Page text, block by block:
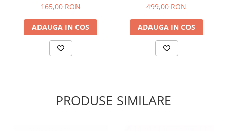
165,00 RON
ADAUGA IN COS
499,00 RON
ADAUGA IN COS
PRODUSE SIMILARE